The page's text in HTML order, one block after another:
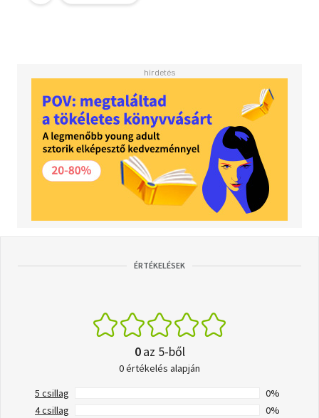
ÉRTÉKELÉSEK
0az 5-ből
0 értékelés alapján
5 csillag
0%
4 csillag
0%